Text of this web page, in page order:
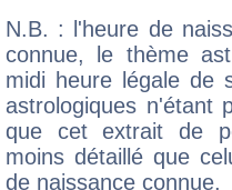
N.B. : l'heure de
connue, le thème
midi heure légale de
astrologiques n'étant
que cet extrait de
moins détaillé que
de naissance connue.